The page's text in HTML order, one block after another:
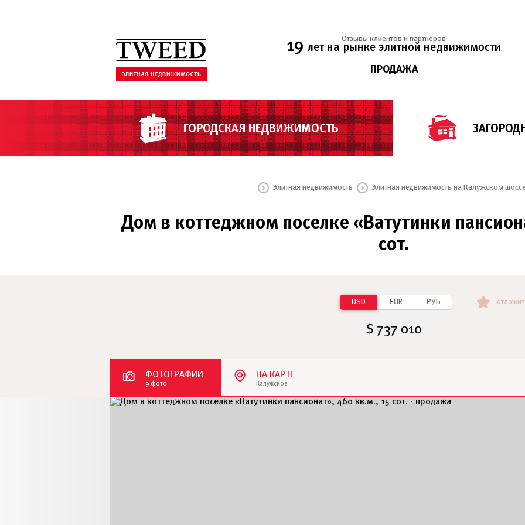
19 лет на рынке элитной недвижимости
Отзывы клиентов и партнеров
ПРОДАЖА
ГОРОДСКАЯ НЕДВИЖИМОСТЬ
Элитная недвижимость Элитная недвижимость на Калужском
Дом в коттеджном поселке «Ватутинки
сот.
USD EUR РУБ
$ 737 010
ФОТОГРАФИИ
9 фото
НА КАРТЕ
Калужское